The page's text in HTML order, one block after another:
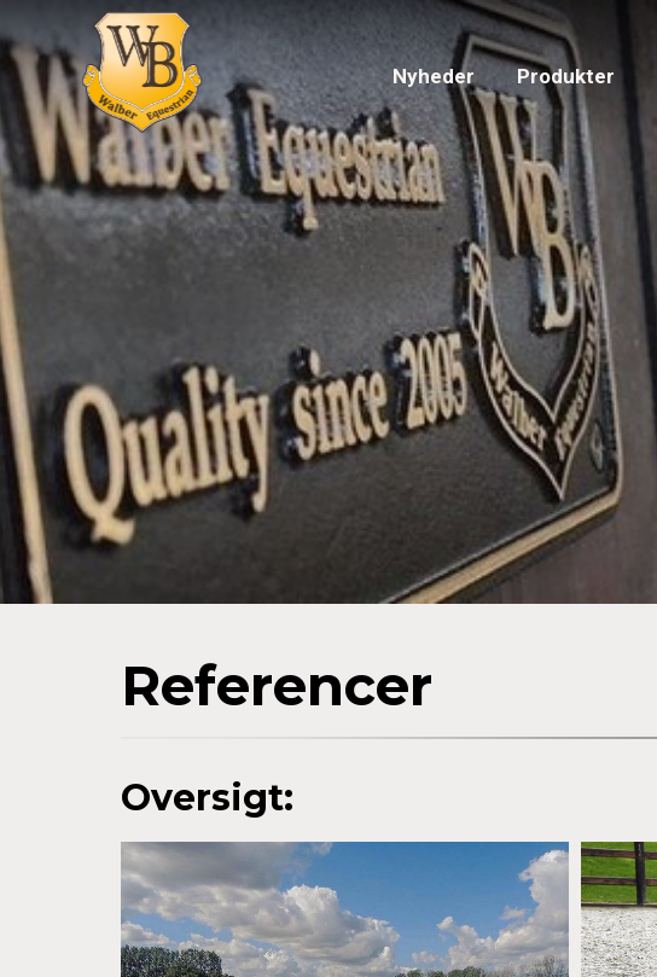
Nyheder Produkter
Referencer
Oversigt: